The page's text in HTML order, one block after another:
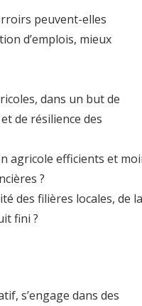
peuvent-elles
d’emplois, mieux
dans un but de
de résilience des
agricole efficients et
?
des filières locales, de la
fini ?
s’engage dans des